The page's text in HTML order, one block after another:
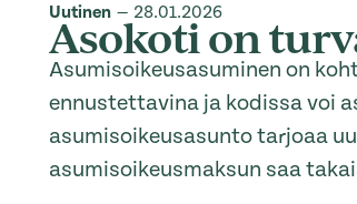
Uutinen — 28.01.2026
Asokoti on
Asumisoikeusasuminen on
ennustettavina ja kodissa voi
asumisoikeusasunto tarjoaa
asumisoikeusmaksun saa